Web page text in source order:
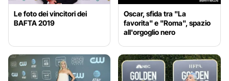
Le foto dei vincitori dei
BAFTA 2019
Oscar, sfida tra "La
favorita" e "Roma", spazio
all'orgoglio nero